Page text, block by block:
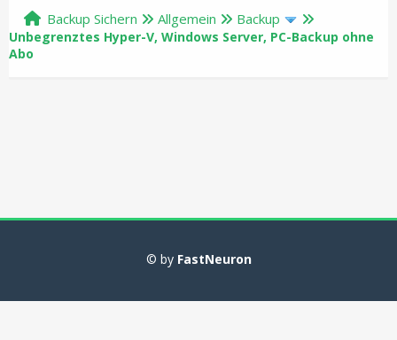
Backup Sichern Allgemein Backup
Unbegrenztes Hyper-V, Windows Server, PC-Backup ohne
Abo
© by FastNeuron